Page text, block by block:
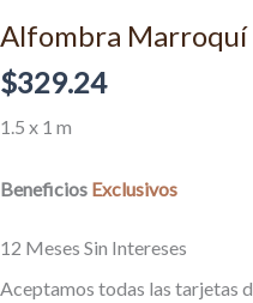
Alfombra Marroquí
$329.24
1.5 x 1 m
Beneficios Exclusivos
12 Meses Sin Intereses
Aceptamos todas las tarjetas